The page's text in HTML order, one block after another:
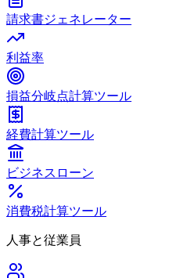
請求書ジェネレーター
利益率
損益分岐点計算ツール
経費計算ツール
ビジネスローン
消費税計算ツール
人事と従業員